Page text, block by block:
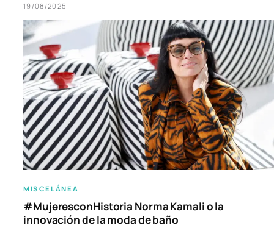
19/08/2025
MISCELÁNEA
#MujeresconHistoria Norma Kamali o la
innovación de la moda de baño